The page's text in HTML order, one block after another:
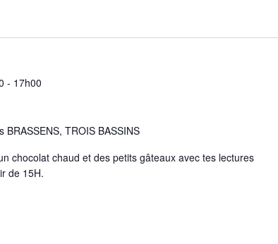
- 17h00
BRASSENS, TROIS BASSINS
chocolat chaud et des petits gâteaux avec tes lectures
de 15H.